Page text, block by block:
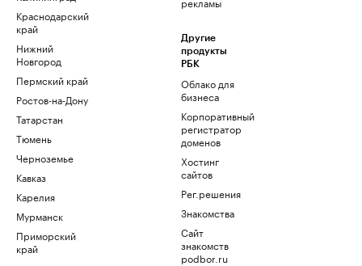
Краснодарский
край
Нижний
Новгород
Пермский край
Ростов-на-Дону
Татарстан
Тюмень
Черноземье
Кавказ
Карелия
Мурманск
Приморский
край
Другие
продукты
РБК
Облако для
бизнеса
Корпоративный
регистратор
доменов
Хостинг
сайтов
Рег.решения
Знакомства
Сайт
знакомств
podbor.ru